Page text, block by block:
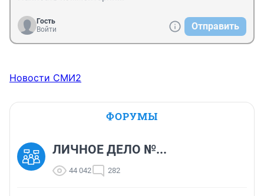
Гость
Войти
Отправить
Новости СМИ2
ФОРУМЫ
ЛИЧНОЕ ДЕЛО №...
44 042 282